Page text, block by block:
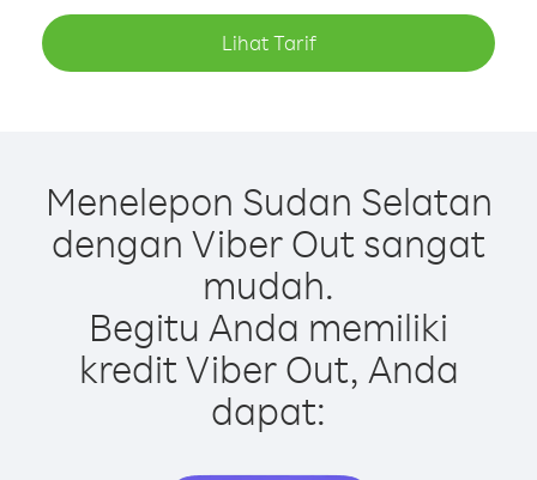
Lihat Tarif
Menelepon Sudan Selatan
dengan Viber Out sangat
mudah.
Begitu Anda memiliki
kredit Viber Out, Anda
dapat: